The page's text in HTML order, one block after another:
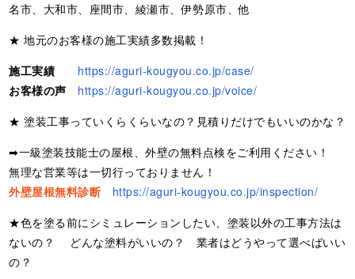
名市、大和市、座間市、綾瀬市、伊勢原市、他
★ 地元のお客様の施工実績多数掲載！
施工実績
https://aguri-kougyou.co.jp/case/
お客様の声
https://aguri-kougyou.co.jp/voice/
★ 塗装工事っていくらくらいなの？見積りだけでもいいのかな？
➡一級塗装技能士の屋根、外壁の無料点検をご利用ください！
無理な営業等は一切行っておりません！
外壁屋根無料診断
https://aguri-kougyou.co.jp/inspection/
★色を塗る前にシミュレーションしたい、塗装以外の工事方法は
ないの？ どんな塗料がいいの？ 業者はどうやって選べばいい
の？